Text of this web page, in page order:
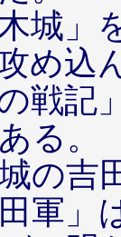
城」
め込
戦記
る。
の吉
軍」